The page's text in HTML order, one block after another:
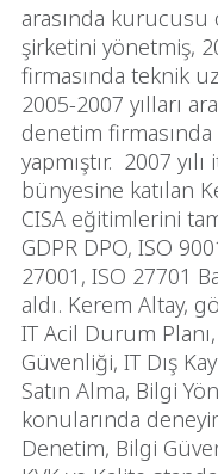
arasında
şirketini yönetmiş,
firmasında teknik
2005-2007 yılları
denetim
yapmıştır. 2007
bünyesine katılan
CISA eğitimlerini
GDPR DPO, ISO
27001, ISO 27701
aldı. Kerem Altay,
IT Acil Durum
Güvenliği, IT Dış
Satın Alma, Bilgi
konularında
Denetim, Bilgi